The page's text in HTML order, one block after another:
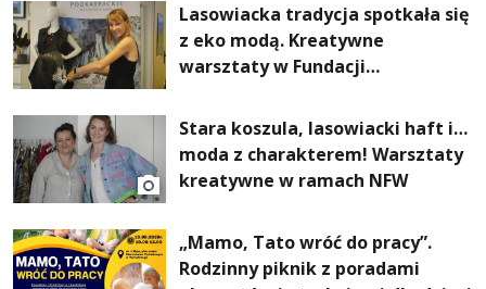
Lasowiacka tradycja spotkała się
z eko modą. Kreatywne
warsztaty w Fundacji
Stara koszula, lasowiacki haft i…
moda z charakterem! Warsztaty
kreatywne w ramach NFW
„Mamo, Tato wróć do pracy”.
Rodzinny piknik z poradami